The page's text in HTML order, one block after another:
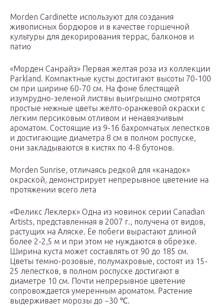
Morden Cardinette используют для создания
живописных бордюров и в качестве горшечной
культуры для декорирования террас, балконов и
патио
«Морден Санрайз» Первая желтая роза из коллекции
Parkland. Компактные кусты достигают высоты 70-100
см при ширине 60-70 см. На фоне блестящей
изумрудно-зеленой листвы выигрышно смотрятся
простые нежные цветы желто-оранжевой окраски с
легким персиковым отливом и ненавязчивым
ароматом. Состоящие из 9-16 бахромчатых лепестков
и достигающие диаметра 8 см в полном роспуске,
они закладываются в кистях по 4-8 бутонов.
Morden Sunrise, отличаясь редкой для «канадок»
окраской, демонстрирует непрерывное цветение на
протяжении всего лета
«Феликс Леклерк» Одна из новинок серии Canadian
Artists, представленная в 2007 г., получена от видов,
растущих на Аляске. Ее побеги вырастают длиной
более 2-2,5 м и при этом не нуждаются в обрезке.
Ширина куста может составлять от 90 до 185 см.
Цветы темно-розовые, полумахровые, состоят из 15-
25 лепестков, в полном роспуске достигают в
диаметре 10 см. Почти непрерывное цветение
сопровождается умеренным ароматом. Растение
выдерживает морозы до −30 ℃.